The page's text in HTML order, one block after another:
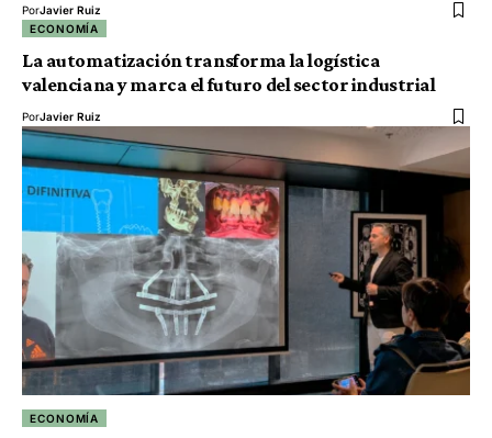
PorJavier Ruiz
ECONOMÍA
La automatización transforma la logística
valenciana y marca el futuro del sector industrial
PorJavier Ruiz
ECONOMÍA